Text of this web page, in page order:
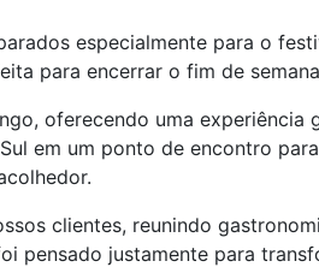
especialmente para o
para encerrar o fim de
oferecendo uma experiência
em um ponto de encontro
clientes, reunindo
pensado justamente para